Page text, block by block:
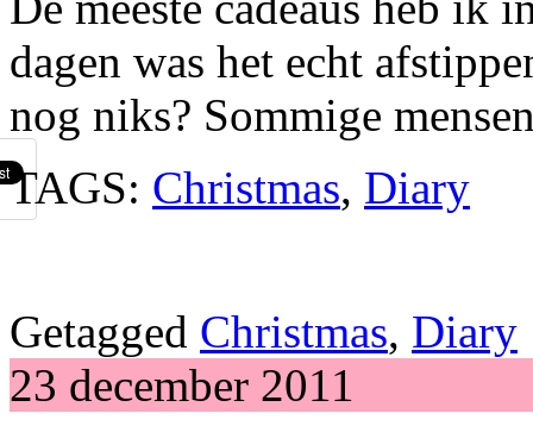
dagen was het echt
nog niks? Sommige
TAGS: Christmas, Diary
Getagged Christmas, Diary
23 december 2011